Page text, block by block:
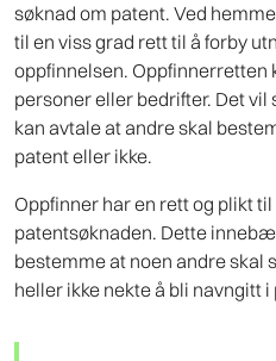
søknad om patent. Ved
til en viss grad rett til å forby
oppfinnelsen. Oppfinnerretten
personer eller bedrifter. Det
kan avtale at andre skal
patent eller ikke.
Oppfinner har en rett og plikt
patentsøknaden. Dette
bestemme at noen andre skal
heller ikke nekte å bli navngitt